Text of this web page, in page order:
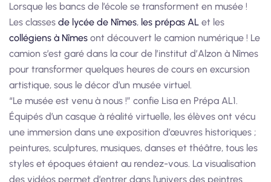
Lorsque les bancs de l’école se transforment en musée !
Les classes de lycée de Nîmes, les prépas AL et les
collégiens à Nîmes ont découvert le camion numérique ! Le
camion s’est garé dans la cour de l’institut d’Alzon à Nîmes
pour transformer quelques heures de cours en excursion
artistique, sous le décor d’un musée virtuel.
“Le musée est venu à nous !” confie Lisa en Prépa AL1.
Équipés d’un casque à réalité virtuelle, les élèves ont vécu
une immersion dans une exposition d’œuvres historiques ;
peintures, sculptures, musiques, danses et théâtre, tous les
styles et époques étaient au rendez-vous. La visualisation
des vidéos permet d’entrer dans l’univers des peintres